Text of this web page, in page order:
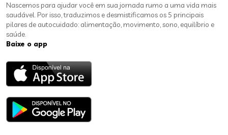
Nascemos para ajudar você em sua jornada rumo a uma vida mais
saudável. Por isso, traduzimos e desmistificamos os 5 principais
pilares de autocuidado: alimentação, movimento, sono, equilíbrio e
saúde.
Baixe o app